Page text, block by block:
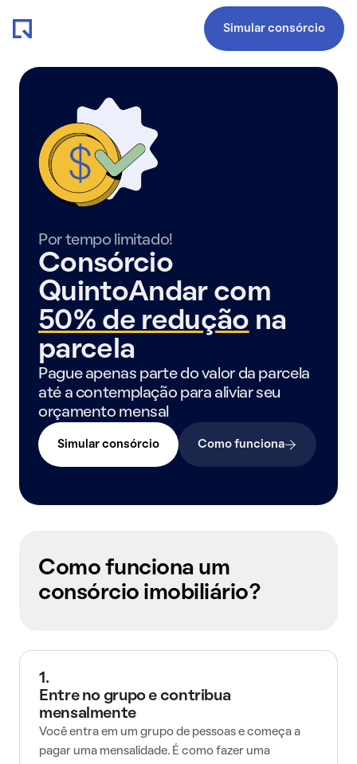
Simular consórcio
Por tempo limitado!
Consórcio
QuintoAndar com
50% de redução na
parcela
Pague apenas parte do valor da parcela
até a contemplação para aliviar seu
orçamento mensal
Simular consórcio Como funciona
Como funciona um
consórcio imobiliário?
1.
Entre no grupo e contribua
mensalmente
Você entra em um grupo de pessoas e começa a
pagar uma mensalidade. É como fazer uma